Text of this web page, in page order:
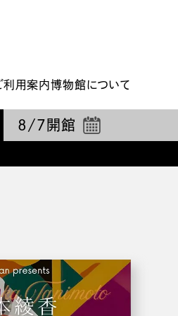
利用案内博物館について
8/7 開館